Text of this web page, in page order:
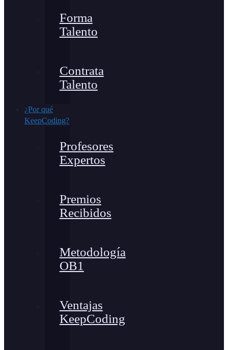
Forma
Talento
Contrata
Talento
¿Por qué
KeepCoding?
Profesores
Expertos
Premios
Recibidos
Metodología
OB1
Ventajas
KeepCoding